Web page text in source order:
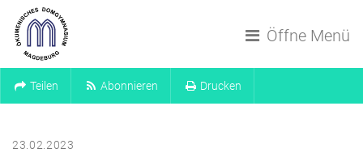
Öffne Menü
Teilen Abonnieren Drucken
23.02.2023